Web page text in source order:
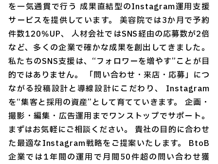
を一気通貫で行う 成果直結型のInstagram運用支援
サービスを提供しています。 美容院では3か月で予約
件数120％UP、 人材会社ではSNS経由の応募数が2倍
など、多くの企業で確かな成果を創出してきました。
私たちのSNS支援は、“フォロワーを増やす”ことが目
的ではありません。 「問い合わせ・来店・応募」につ
ながる投稿設計と導線設計にこだわり、 Instagram
を“集客と採用の資産”として育てていきます。 企画・
撮影・編集・広告運用までワンストップでサポート。
まずはお気軽にご相談ください。 貴社の目的に合わせ
た最適なInstagram戦略をご提案いたします。 BtoB
企業では1年間の運用で月間50件超の問い合わせ獲